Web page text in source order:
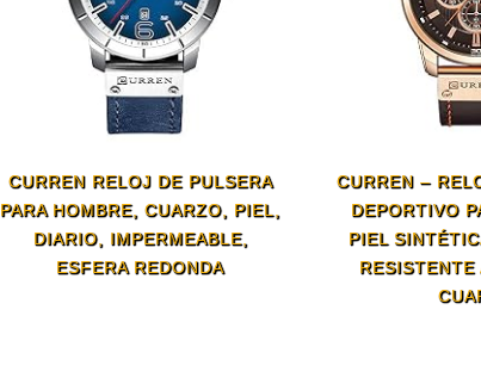
CURREN RELOJ DE PULSERA
PARA HOMBRE, CUARZO, PIEL,
DIARIO, IMPERMEABLE,
ESFERA REDONDA
CURREN –
DEPORTIVO
PIEL
RESISTENTE